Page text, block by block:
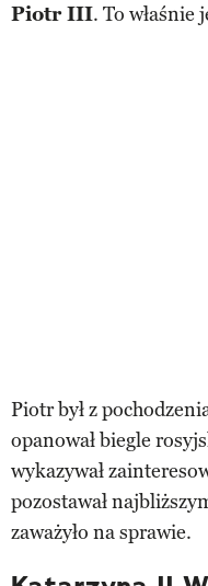
Piotr III. To właśnie
Piotr był z
opanował biegle
wykazywał
pozostawał
zaważyło na sprawie.